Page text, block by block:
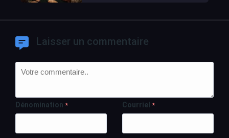
Laisser un commentaire
Dénomination * Courriel *